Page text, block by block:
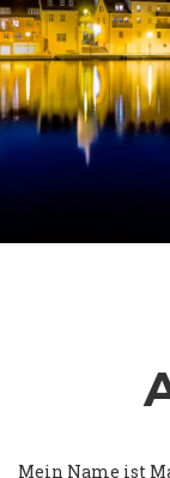
Mein Name ist